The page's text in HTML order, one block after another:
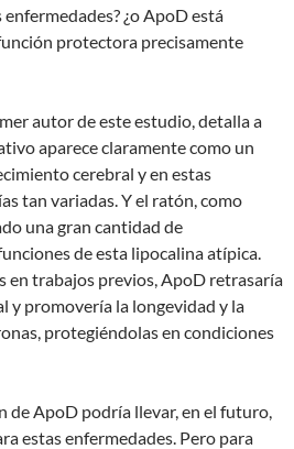
¿o ApoD está
protectora precisamente
autor de este estudio, detalla a
aparece claramente como un
cerebral y en estas
tan variadas. Y el ratón, como
una gran cantidad de
de esta lipocalina atípica.
en trabajos previos, ApoD retrasaría
y promovería la longevidad y la
protegiéndolas en condiciones
de ApoD podría llevar, en el futuro,
estas enfermedades. Pero para